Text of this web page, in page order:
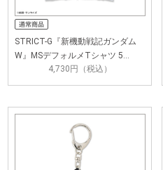
STRICT-G『新機動戦記ガンダム
W』MSデフォルメTシャツ 5…
4,730円（税込）